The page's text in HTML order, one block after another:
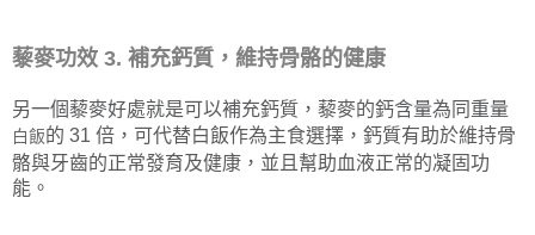
藜麥功效 3. 補充鈣質，維持骨骼的健康
另一個藜麥好處就是可以補充鈣質，藜麥的鈣含量為同重量
白飯的 31 倍，可代替白飯作為主食選擇，鈣質有助於維持骨
骼與牙齒的正常發育及健康，並且幫助血液正常的凝固功
能。